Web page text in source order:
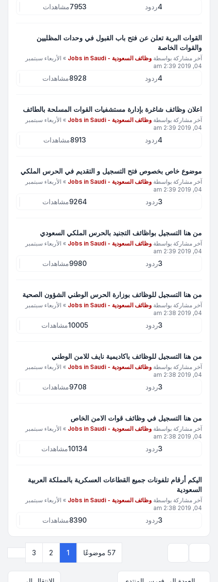
4ردود 7953مشاهدات
القوات البرية تعلن عن فتح باب القبول في وحدات المظليين
والقوات الخاصة
آخر مشاركة بواسطة وظائف السعودية - Jobs in Saudi » الأربعاء سبتمبر
04, 2019 2:39 am
4ردود 8928مشاهدات
اعلان وظائف شاغرة بإدارة مستشفيات القوات المسلحة بالطائف
آخر مشاركة بواسطة وظائف السعودية - Jobs in Saudi » الأربعاء سبتمبر
04, 2019 2:39 am
4ردود 8913مشاهدات
موضوع خاص بخصوص فتح التسجيل و التقديم في الحرس الملكي
آخر مشاركة بواسطة وظائف السعودية - Jobs in Saudi » الأربعاء سبتمبر
04, 2019 2:39 am
3ردود 9264مشاهدات
من هنا التسجيل بواظائف التجنيد بالحرس الملكي السعودي
آخر مشاركة بواسطة وظائف السعودية - Jobs in Saudi » الأربعاء سبتمبر
04, 2019 2:39 am
3ردود 9980مشاهدات
من هنا التسجيل للوظائف بوزارة الحرس الوطني الشؤون الصحية
آخر مشاركة بواسطة وظائف السعودية - Jobs in Saudi » الأربعاء سبتمبر
04, 2019 2:38 am
3ردود 10005مشاهدات
من هنا التسجيل للوظائف باكاديمية نايف للامن الوطني
آخر مشاركة بواسطة وظائف السعودية - Jobs in Saudi » الأربعاء سبتمبر
04, 2019 2:38 am
3ردود 9708مشاهدات
من هنا التسجيل في وظائف قوات الامن الخاص
آخر مشاركة بواسطة وظائف السعودية - Jobs in Saudi » الأربعاء سبتمبر
04, 2019 2:38 am
3ردود 10134مشاهدات
اليكم أرقام تلفونات جميع القطاعات العسكرية بالمملكة العربية
السعودية
آخر مشاركة بواسطة وظائف السعودية - Jobs in Saudi » الأربعاء سبتمبر
04, 2019 2:38 am
3ردود 8390مشاهدات
57 موضوعًا 1
2
3